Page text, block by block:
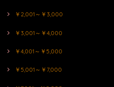
￥2,001～￥3,000
￥3,001～￥4,000
￥4,001～￥5,000
￥5,001～￥7,000